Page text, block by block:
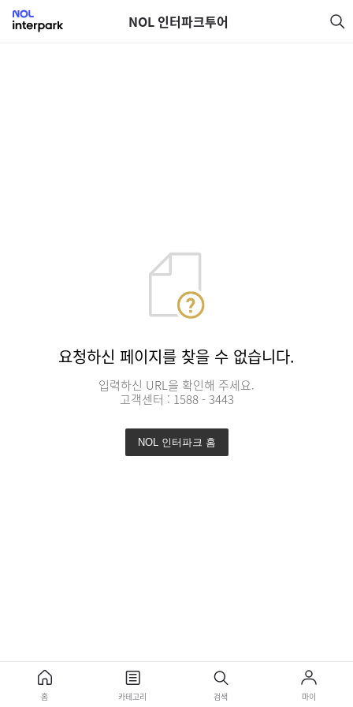
NOL 인터파크투어
요청하신 페이지를 찾을 수 없습니다.
입력하신 URL을 확인해 주세요.
고객센터 : 1588 - 3443
NOL 인터파크 홈
홈 카테고리 검색 마이